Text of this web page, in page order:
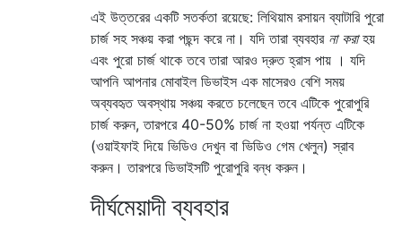
এই উত্তরের একটি সতর্কতা রয়েছে: লিথিয়াম রসায়ন ব্যাটারি পুরো
চার্জ সহ সঞ্চয় করা পছন্দ করে না। যদি তারা ব্যবহার না করাহয়
এবং পুরো চার্জ থাকে তবে তারা আরও দ্রুত হ্রাস পায় । যদি
আপনি আপনার মোবাইল ডিভাইস এক মাসেরও বেশি সময়
অব্যবহৃত অবস্থায় সঞ্চয় করতে চলেছেন তবে এটিকে পুরোপুরি
চার্জ করুন, তারপরে 40-50% চার্জ না হওয়া পর্যন্ত এটিকে
(ওয়াইফাই দিয়ে ভিডিও দেখুন বা ভিডিও গেম খেলুন) স্রাব
করুন। তারপরে ডিভাইসটি পুরোপুরি বন্ধ করুন।
দীর্ঘমেয়াদী ব্যবহার